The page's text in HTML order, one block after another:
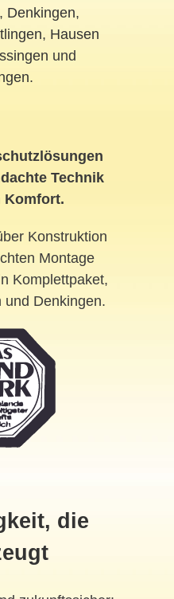
, Denkingen,
, Hausen
und
.
Technik
Komfort.
Konstruktion
Montage
Komplettpaket,
und Denkingen.
die